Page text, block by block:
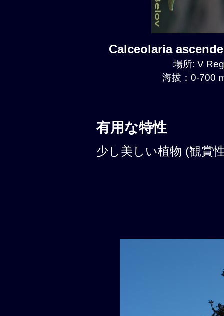
Calceolaria
場所: V
海拔：0-700
有用な特性
少し美しい植物 (観賞